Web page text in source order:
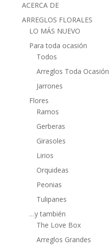
ACERCA DE
ARREGLOS FLORALES
LO MÁS NUEVO
Para toda ocasión
Todos
Arreglos Toda Ocasión
Jarrones
Flores
Ramos
Gerberas
Girasoles
Lirios
Orquideas
Peonias
Tulipanes
…y también
The Love Box
Arreglos Grandes